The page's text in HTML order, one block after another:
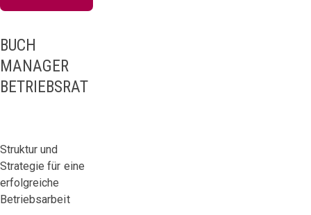
BUCH
MANAGER
BETRIEBSRAT
Struktur und
Strategie für eine
erfolgreiche
Betriebsarbeit